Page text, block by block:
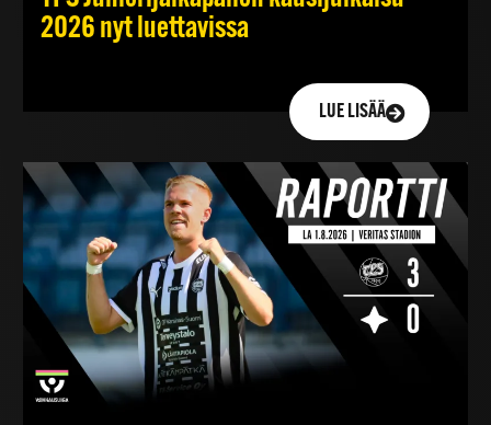
2026 nyt luettavissa
LUE LISÄÄ